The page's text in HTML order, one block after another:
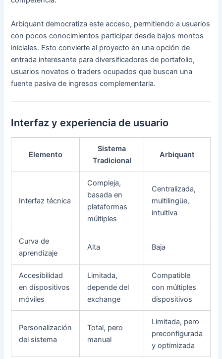
Arbiquant democratiza este acceso, permitiendo a usuarios
con pocos conocimientos participar desde bajos montos
iniciales. Esto convierte al proyecto en una opción de
entrada interesante para diversificadores de portafolio,
usuarios novatos o traders ocupados que buscan una
fuente pasiva de ingresos complementaria.
Interfaz y experiencia de usuario
Elemento
Sistema
Tradicional
Arbiquant
Interfaz técnica
Compleja,
basada en
plataformas
múltiples
Centralizada,
multilingüe,
intuitiva
Curva de
aprendizaje
Alta Baja
Accesibilidad
en dispositivos
móviles
Limitada,
depende del
exchange
Compatible
con múltiples
dispositivos
Personalización
del sistema
Total, pero
manual
Limitada, pero
preconfigurada
y optimizada